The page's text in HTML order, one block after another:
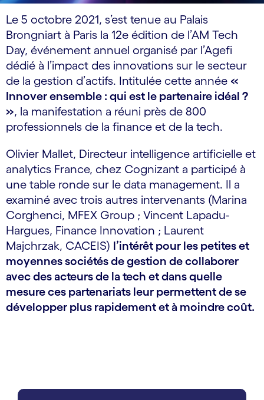
Le 5 octobre 2021, s’est tenue au Palais
Brongniart à Paris la 12e édition de l’AM Tech
Day, événement annuel organisé par l’Agefi
dédié à l’impact des innovations sur le secteur
de la gestion d’actifs. Intitulée cette année «
Innover ensemble : qui est le partenaire idéal ?
», la manifestation a réuni près de 800
professionnels de la finance et de la tech.
Olivier Mallet, Directeur intelligence artificielle et
analytics France, chez Cognizant a participé à
une table ronde sur le data management. Il a
examiné avec trois autres intervenants (Marina
Corghenci, MFEX Group ; Vincent Lapadu-
Hargues, Finance Innovation ; Laurent
Majchrzak, CACEIS) l’intérêt pour les petites et
moyennes sociétés de gestion de collaborer
avec des acteurs de la tech et dans quelle
mesure ces partenariats leur permettent de se
développer plus rapidement et à moindre coût.